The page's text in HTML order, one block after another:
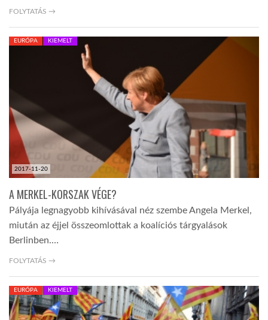
FOLYTATÁS →
2017-11-20
EURÓPA KIEMELT
A MERKEL-KORSZAK VÉGE?
Pályája legnagyobb kihívásával néz szembe Angela Merkel,
miután az éjjel összeomlottak a koalíciós tárgyalások
Berlinben.…
FOLYTATÁS →
EURÓPA KIEMELT